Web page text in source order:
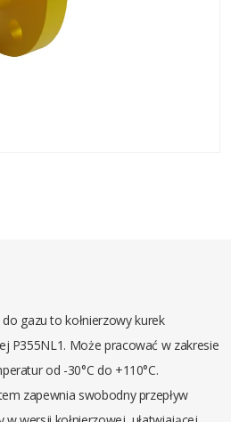
do gazu to kołnierzowy kurek
P355NL1. Może pracować w zakresie
od -30°C do +110°C.
zapewnia swobodny przepływ